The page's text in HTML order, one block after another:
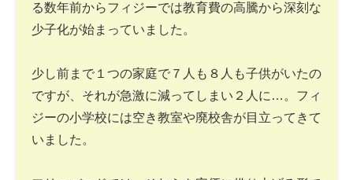
る数年前からフィジーでは教育費の高騰から深刻な
少子化が始まっていました。
少し前まで１つの家庭で７人も８人も子供がいたの
ですが、それが急激に減ってしまい２人に…。フィ
ジーの小学校には空き教室や廃校舎が目立ってきて
いました。